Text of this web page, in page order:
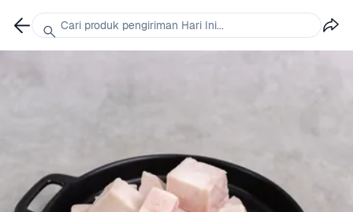
Cari produk pengiriman Hari Ini...